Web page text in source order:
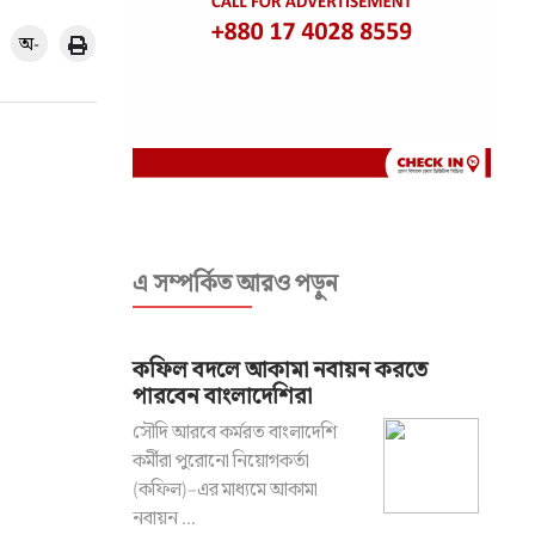
অ-
এ সম্পর্কিত আরও পড়ুন
কফিল বদলে আকামা নবায়ন করতে
পারবেন বাংলাদেশিরা
সৌদি আরবে কর্মরত বাংলাদেশি
কর্মীরা পুরোনো নিয়োগকর্তা
(কফিল)–এর মাধ্যমে আকামা
নবায়ন ...